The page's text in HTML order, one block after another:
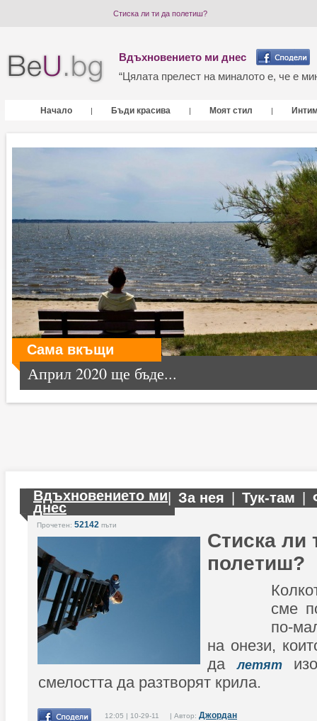
Стиска ли ти да полетиш?
Вдъхновението ми днес
“Цялата прелест на миналото е, че е
Начало | Бъди красива | Моят стил |
Сама вкъщи
Април 2020 ще бъде...
Вдъхновението ми
днес
За нея Тук-там
Прочетен: 52142 пъти
Стиска ли
полетиш?
сме
по-
на онези,
далетят
смелостта да разтворят крила.
12:05 | 10-29-11 | Автор: Джордан